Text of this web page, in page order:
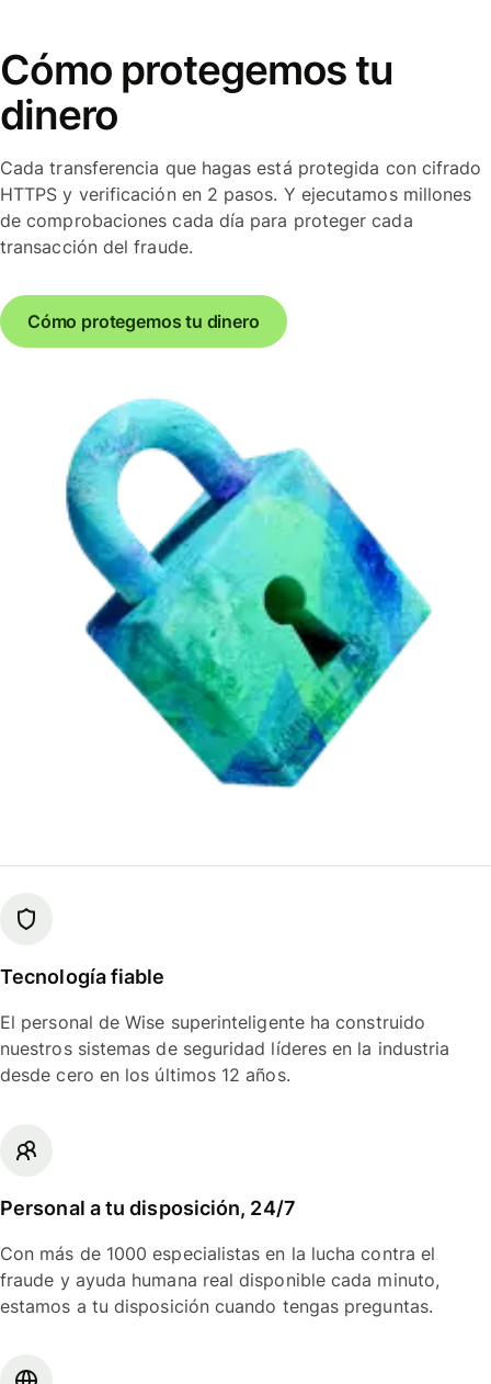
Cómo protegemos tu
dinero
Cada transferencia que hagas está protegida con cifrado
HTTPS y verificación en 2 pasos. Y ejecutamos millones
de comprobaciones cada día para proteger cada
transacción del fraude.
Cómo protegemos tu dinero
Tecnología fiable
El personal de Wise superinteligente ha construido
nuestros sistemas de seguridad líderes en la industria
desde cero en los últimos 12 años.
Personal a tu disposición, 24/7
Con más de 1000 especialistas en la lucha contra el
fraude y ayuda humana real disponible cada minuto,
estamos a tu disposición cuando tengas preguntas.